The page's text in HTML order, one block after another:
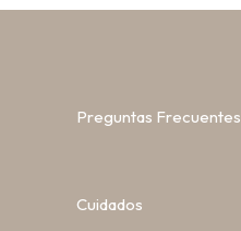
Preguntas Frecuentes
Cuidados